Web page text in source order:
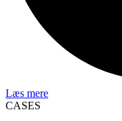
Læs mere
CASES